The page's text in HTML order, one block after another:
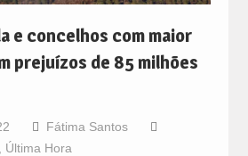
e concelhos com maior
prejuízos de 85 milhões
Fátima Santos
Última Hora